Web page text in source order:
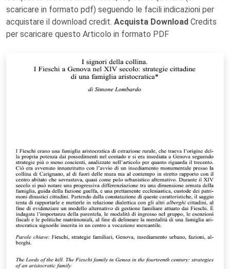
scaricare in formato pdf) seguendo le facili indicazioni per
acquistare il download credit. Acquista Download Credits
per scaricare questo Articolo in formato PDF